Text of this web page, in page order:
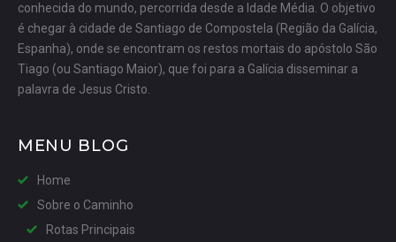
conhecida do mundo, percorrida desde a Idade Média. O objetivo
é chegar à cidade de Santiago de Compostela (Região da Galícia,
Espanha), onde se encontram os restos mortais do apóstolo São
Tiago (ou Santiago Maior), que foi para a Galícia disseminar a
palavra de Jesus Cristo.
MENU BLOG
Home
Sobre o Caminho
Rotas Principais